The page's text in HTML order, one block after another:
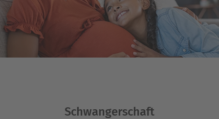
Schwangerschaft